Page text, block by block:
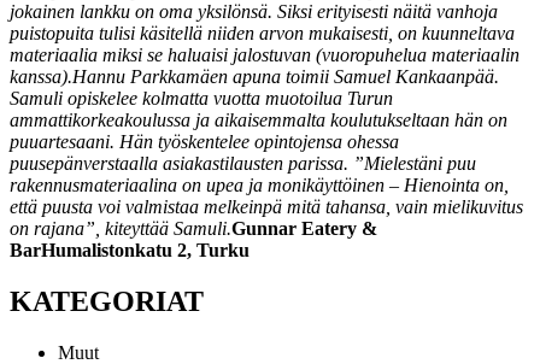
jokainen lankku on oma yksilönsä. Siksi erityisesti näitä vanhoja
puistopuita tulisi käsitellä niiden arvon mukaisesti, on kuunneltava
materiaalia miksi se haluaisi jalostuvan (vuoropuhelua materiaalin
kanssa).Hannu Parkkamäen apuna toimii Samuel Kankaanpää.
Samuli opiskelee kolmatta vuotta muotoilua Turun
ammattikorkeakoulussa ja aikaisemmalta koulutukseltaan hän on
puuartesaani. Hän työskentelee opintojensa ohessa
puusepänverstaalla asiakastilausten parissa. ”Mielestäni puu
rakennusmateriaalina on upea ja monikäyttöinen – Hienointa on,
että puusta voi valmistaa melkeinpä mitä tahansa, vain mielikuvitus
on rajana”, kiteyttää Samuli.Gunnar Eatery &
BarHumalistonkatu 2, Turku
KATEGORIAT
Muut